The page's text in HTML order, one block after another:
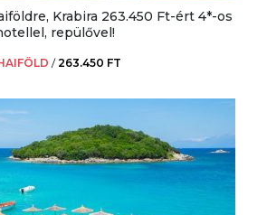
Krabira 263.450 Ft-ért 4*-os
repülővel!
/263.450 FT